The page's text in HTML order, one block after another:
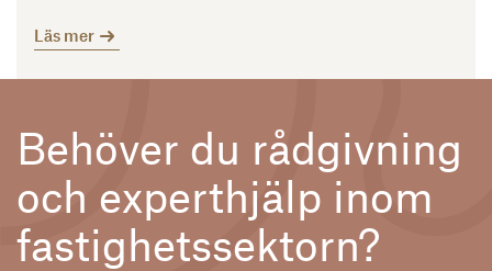
Läs mer
Behöver du rådgivning
och experthjälp inom
fastighetssektorn?